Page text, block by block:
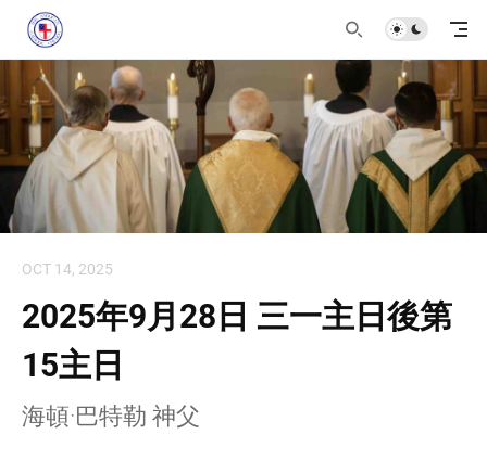
OCT 14, 2025
2025年9月28日 三一主日後第
15主日
海頓·巴特勒 神父